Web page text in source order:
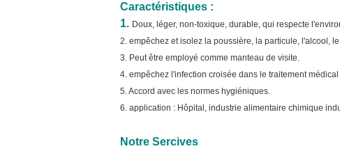
Caractéristiques :
1. Doux, léger, non-toxique, durable, qui respecte
2. empêchez et isolez la poussière, la particule, l'alcool,
3. Peut être employé comme manteau de visite.
4. empêchez l'infection croisée dans le traitement
5. Accord avec les normes hygiéniques.
6. application : Hôpital, industrie alimentaire chimique
Notre Sercives